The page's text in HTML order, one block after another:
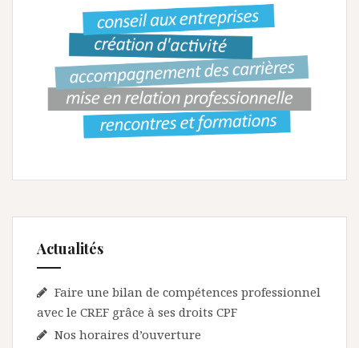
Actualités
Faire une bilan de compétences professionnel
avec le CREF grâce à ses droits CPF
Nos horaires d’ouverture